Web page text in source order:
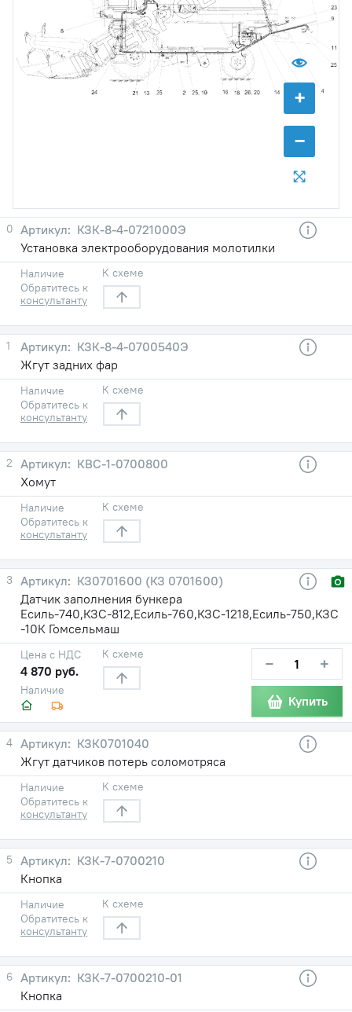
+
−
0
КЗК-8-4-0721000Э
Установка электрооборудования молотилки
Наличие
Обратитесь к
консультанту
К схеме
1
КЗК-8-4-0700540Э
Жгут задних фар
Наличие
Обратитесь к
консультанту
К схеме
2
КВС-1-0700800
Хомут
Наличие
Обратитесь к
консультанту
К схеме
3
КЗ0701600 (КЗ 0701600)
Датчик заполнения бункера
Есиль-740,КЗС-812,Есиль-760,КЗС-1218,Есиль-750,КЗС
-10К Гомсельмаш
Наличие
Цена с НДС
4 870 руб.
К схеме − +
Купить
4
КЗК0701040
Жгут датчиков потерь соломотряса
Наличие
Обратитесь к
консультанту
К схеме
5
КЗК-7-0700210
Кнопка
Наличие
Обратитесь к
консультанту
К схеме
6
КЗК-7-0700210-01
Кнопка